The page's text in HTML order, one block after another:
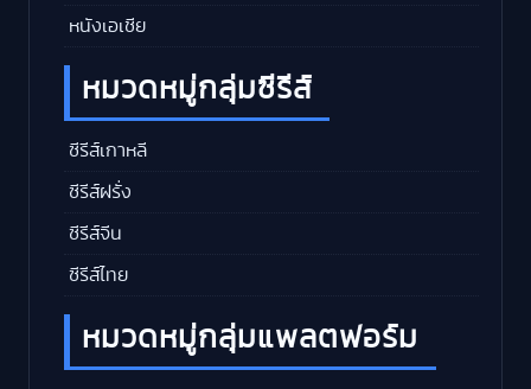
หนังเอเชีย
หมวดหมู่กลุ่มซีรีส์
ซีรีส์เกาหลี
ซีรีส์ฝรั่ง
ซีรีส์จีน
ซีรีส์ไทย
หมวดหมู่กลุ่มแพลตฟอร์ม